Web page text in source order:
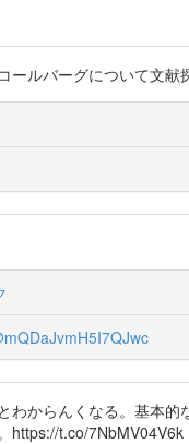
ールバーグについて文献
からんくなる。基本
https://t.co/7NbMV04V6k